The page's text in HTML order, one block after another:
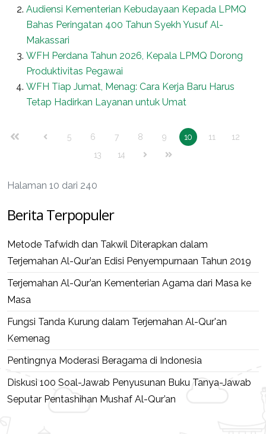
Audiensi Kementerian Kebudayaan Kepada LPMQ
Bahas Peringatan 400 Tahun Syekh Yusuf Al-
Makassari
WFH Perdana Tahun 2026, Kepala LPMQ Dorong
Produktivitas Pegawai
WFH Tiap Jumat, Menag: Cara Kerja Baru Harus
Tetap Hadirkan Layanan untuk Umat
5 6 7 8 9 10 11
12
13
14
Halaman 10 dari 240
Berita Terpopuler
Metode Tafwidh dan Takwil Diterapkan dalam
Terjemahan Al-Qur’an Edisi Penyempurnaan Tahun 2019
Terjemahan Al-Qur’an Kementerian Agama dari Masa ke
Masa
Fungsi Tanda Kurung dalam Terjemahan Al-Qur'an
Kemenag
Pentingnya Moderasi Beragama di Indonesia
Diskusi 100 Soal-Jawab Penyusunan Buku Tanya-Jawab
Seputar Pentashihan Mushaf Al-Qur’an